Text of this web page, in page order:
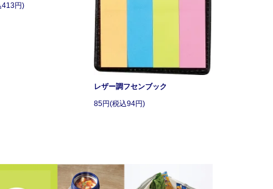
413円)
レザー調フセンブック
85円(税込94円)